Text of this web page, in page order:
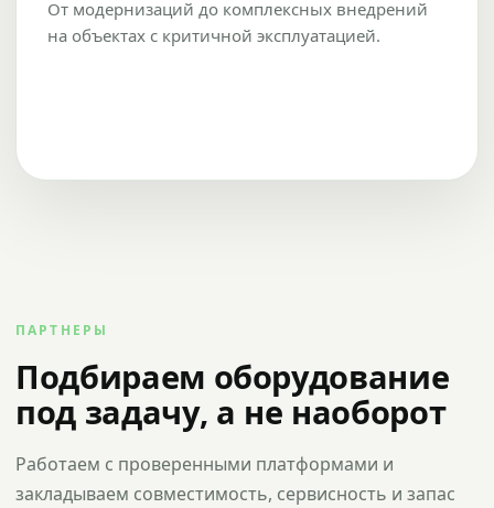
От модернизаций до комплексных внедрений
на объектах с критичной эксплуатацией.
ПАРТНЕРЫ
Подбираем оборудование
под задачу, а не наоборот
Работаем с проверенными платформами и
закладываем совместимость, сервисность и запас